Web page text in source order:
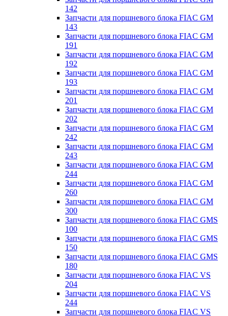
142
Запчасти для поршневого блока FIAC GM
143
Запчасти для поршневого блока FIAC GM
191
Запчасти для поршневого блока FIAC GM
192
Запчасти для поршневого блока FIAC GM
193
Запчасти для поршневого блока FIAC GM
201
Запчасти для поршневого блока FIAC GM
202
Запчасти для поршневого блока FIAC GM
242
Запчасти для поршневого блока FIAC GM
243
Запчасти для поршневого блока FIAC GM
244
Запчасти для поршневого блока FIAC GM
260
Запчасти для поршневого блока FIAC GM
300
Запчасти для поршневого блока FIAC GMS
100
Запчасти для поршневого блока FIAC GMS
150
Запчасти для поршневого блока FIAC GMS
180
Запчасти для поршневого блока FIAC VS
204
Запчасти для поршневого блока FIAC VS
244
Запчасти для поршневого блока FIAC VS